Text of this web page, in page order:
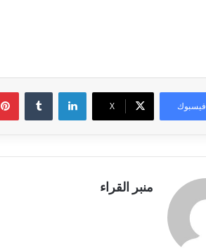
فيسبوك X
لينكدإن
منبر القراء